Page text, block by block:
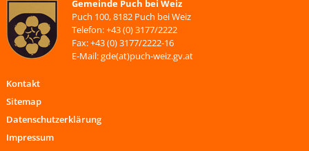
Gemeinde Puch bei Weiz
Puch 100, 8182 Puch bei Weiz
Telefon: +43 (0) 3177/2222
Fax: +43 (0) 3177/2222-16
E-Mail: gde(at)puch-weiz.gv.at
Kontakt
Sitemap
Datenschutzerklärung
Impressum